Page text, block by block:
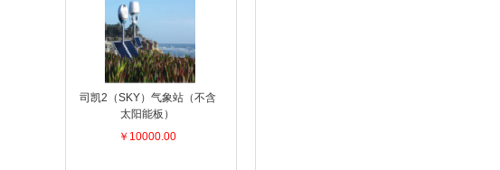
司凯2（SKY）气象站（不含
太阳能板）
￥10000.00